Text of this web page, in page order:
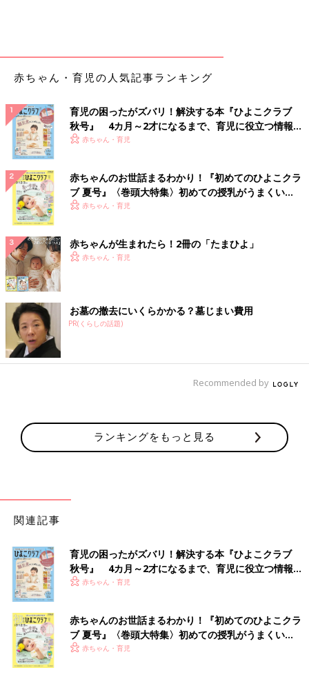
■文中のコメントはすべて、『ウィメンズパーク』（2022年1月
末まで）の投稿からの抜粋です。
す。
※記事の内容は記事執筆当時の情報であり、現在と異なる場合が
あります。
赤ちゃん・育児の人気記事ランキング
育児の困ったがズバリ！解決する本『ひよこクラブ
秋号』 4カ月～2才になるまで、育児に役立つ情報が
いっぱい！
赤ちゃん・育児
赤ちゃんのお世話まるわかり！『初めてのひよこクラ
ブ 夏号』〈巻頭大特集〉初めての授乳がうまくい
く！ おっぱい・ミルクの基本と夏のトラブル 解決テ
赤ちゃん・育児
赤ちゃんが生まれたら！2冊の「たまひよ」
赤ちゃん・育児
お墓の撤去にいくらかかる？墓じまい費用
PR(くらしの話題)
Recommended by
ランキングをもっと見る
関連記事
育児の困ったがズバリ！解決する本『ひよこクラブ
秋号』 4カ月～2才になるまで、育児に役立つ情報が
いっぱい！
赤ちゃん・育児
赤ちゃんのお世話まるわかり！『初めてのひよこクラ
ブ 夏号』〈巻頭大特集〉初めての授乳がうまくい
く！ おっぱい・ミルクの基本と夏のトラブル 解決テ
赤ちゃん・育児